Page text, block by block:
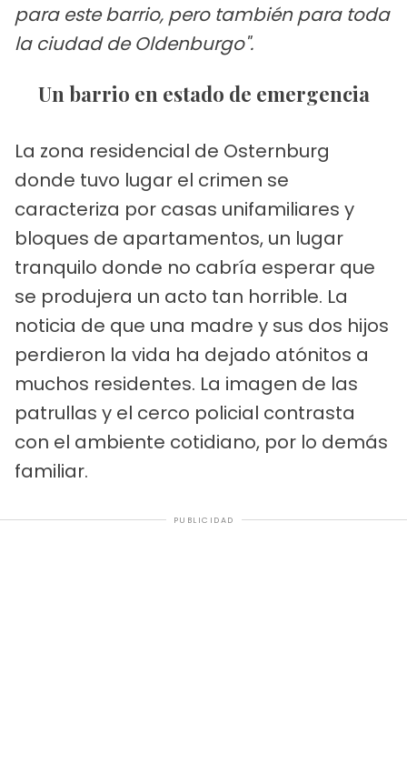
para este barrio, pero también para toda
la ciudad de Oldenburgo".
Un barrio en estado de emergencia
La zona residencial de Osternburg
donde tuvo lugar el crimen se
caracteriza por casas unifamiliares y
bloques de apartamentos, un lugar
tranquilo donde no cabría esperar que
se produjera un acto tan horrible. La
noticia de que una madre y sus dos hijos
perdieron la vida ha dejado atónitos a
muchos residentes. La imagen de las
patrullas y el cerco policial contrasta
con el ambiente cotidiano, por lo demás
familiar.
PUBLICIDAD